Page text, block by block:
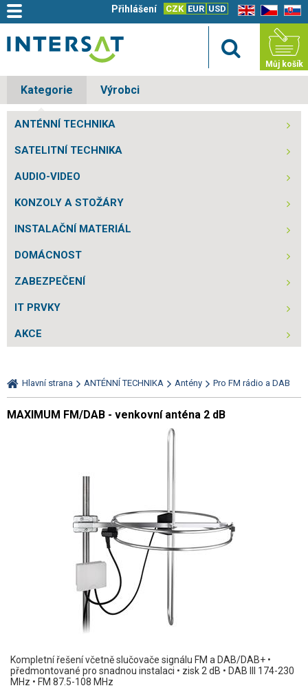
EN CZ SK
CZK EUR USD
Přihlášení
Můj košík
Kategorie Výrobci
ANTÉNNÍ TECHNIKA
SATELITNÍ TECHNIKA
AUDIO-VIDEO
KONZOLY A STOŽÁRY
INSTALAČNÍ MATERIÁL
DOMÁCNOST
ZABEZPEČENÍ
IT PRVKY
AKCE
Hlavní strana ANTÉNNÍ TECHNIKA Antény Pro FM rádio a DAB
MAXIMUM FM/DAB - venkovní anténa 2 dB
Kompletní řešení včetně slučovače signálu FM a DAB/DAB+ •
předmontované pro snadnou instalaci • zisk 2 dB • DAB III 174-230
MHz • FM 87.5-108 MHz